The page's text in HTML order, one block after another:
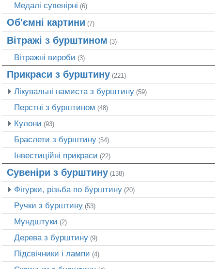
Медалі сувенірні (6)
Об'ємні картини (7)
Вітражі з бурштином (3)
Вітражні вироби (3)
Прикраси з бурштину (221)
Лікувальні намиста з бурштину (59)
Перстні з бурштином (48)
Кулони (93)
Браслети з бурштину (54)
Інвестиційні прикраси (22)
Сувеніри з бурштину (138)
Фігурки, різьба по бурштину (20)
Ручки з бурштину (53)
Мундштуки (2)
Дерева з бурштину (9)
Підсвічники і лампи (4)